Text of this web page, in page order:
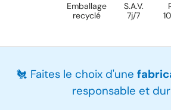
Emballage
recyclé
S.A.V.
7j/7
🐔 Faites le choix d'une
responsable et